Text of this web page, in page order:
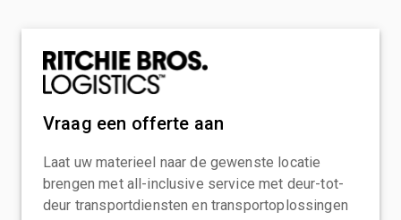
Vraag een offerte aan
Laat uw materieel naar de gewenste locatie
brengen met all-inclusive service met deur-tot-
deur transportdiensten en transportoplossingen